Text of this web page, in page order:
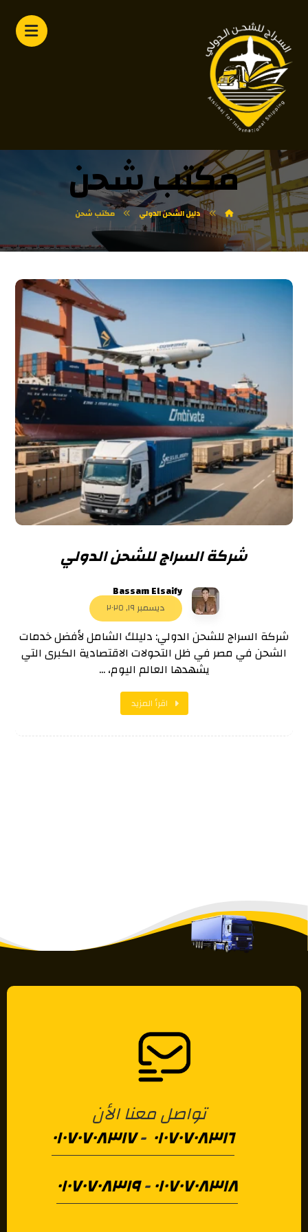
مكتب شحن
دليل الشحن الدولي مكتب شحن
شركة السراج للشحن الدولي
Bassam Elsaify
ديسمبر ١٩, ٢٠٢٥
شركة السراج للشحن الدولي: دليلك الشامل لأفضل خدمات
الشحن في مصر في ظل التحولات الاقتصادية الكبرى التي
يشهدها العالم اليوم، ...
اقرأ المزيد
تواصل معنا الأن
٠١٠٧٠٧٠٨٣١٦ -٠١٠٧٠٧٠٨٣١٧
٠١٠٧٠٧٠٨٣١٨-٠١٠٧٠٧٠٨٣١٩